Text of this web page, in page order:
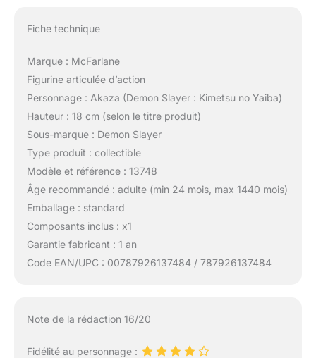
Fiche technique
Marque : McFarlane
Figurine articulée d’action
Personnage : Akaza (Demon Slayer : Kimetsu no Yaiba)
Hauteur : 18 cm (selon le titre produit)
Sous-marque : Demon Slayer
Type produit : collectible
Modèle et référence : 13748
Âge recommandé : adulte (min 24 mois, max 1440 mois)
Emballage : standard
Composants inclus : x1
Garantie fabricant : 1 an
Code EAN/UPC : 00787926137484 / 787926137484
Note de la rédaction 16/20
Fidélité au personnage :